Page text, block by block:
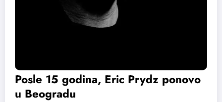
Posle 15 godina, Eric Prydz ponovo
u Beogradu